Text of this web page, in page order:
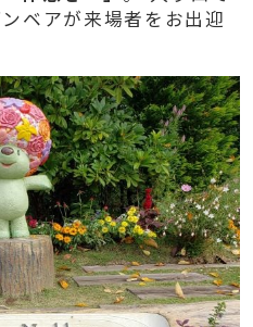
ベアが来場者をお出迎